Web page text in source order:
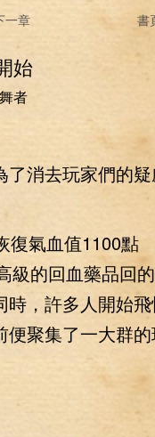
一章 書
始
者
消去玩家們的疑
恢復氣血值1100
的回血藥品回的
，許多人開始
聚集了一大群的